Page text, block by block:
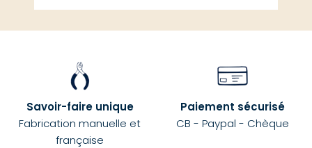
Savoir-faire unique
Fabrication manuelle et
française
Paiement sécurisé
CB - Paypal - Chèque